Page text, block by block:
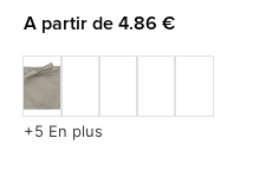
A partir de 4.86 €
+5 En plus